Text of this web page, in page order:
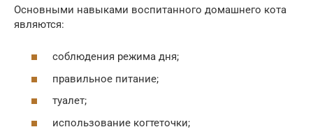
Основными навыками воспитанного домашнего кота
являются:
соблюдения режима дня;
правильное питание;
туалет;
использование когтеточки;